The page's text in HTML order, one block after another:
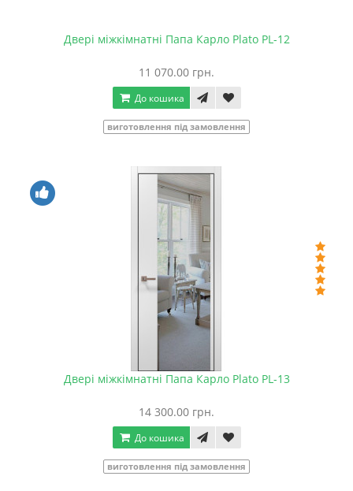
Двері міжкімнатні Папа Карло Plato PL-12
11 070.00 грн.
До кошика
виготовлення під замовлення
Двері міжкімнатні Папа Карло Plato PL-13
14 300.00 грн.
До кошика
виготовлення під замовлення